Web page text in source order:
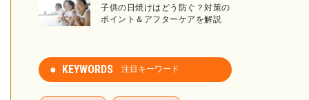
子供の日焼けはどう防ぐ？対策の
ポイント＆アフターケアを解説
KEYWORDS 注目キーワード